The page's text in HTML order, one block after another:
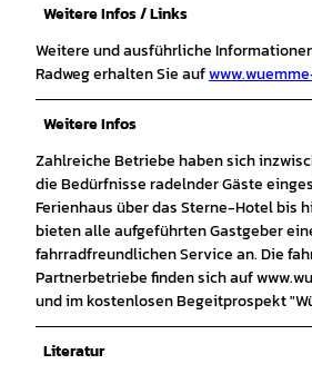
Weitere Infos / Links
Weitere und ausführliche
Radweg erhalten Sie auf
Weitere Infos
Zahlreiche Betriebe haben sich
die Bedürfnisse radelnder Gäste
Ferienhaus über das Sterne-Hotel bis
bieten alle aufgeführten Gastgeber
fahrradfreundlichen Service an. Die
Partnerbetriebe finden sich auf
und im kostenlosen Begeitprospekt
Literatur